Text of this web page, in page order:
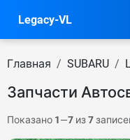
Legacy-VL
Главная SUBARU
Запчасти
Показано 1—7 из7